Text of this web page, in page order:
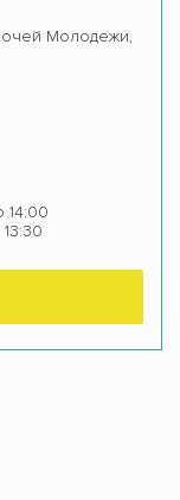
Молодежи,
14:00